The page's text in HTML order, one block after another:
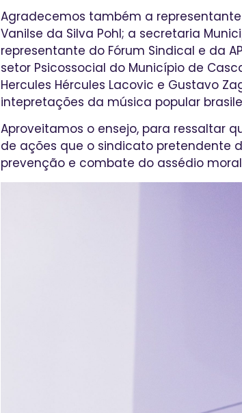
Agradecemos também a
Vanilse da Silva Pohl; a secretaria
representante do Fórum Sindical e da
setor Psicossocial do Município de
Hercules Hércules Lacovic e Gustavo
intepretações da música popular
Aproveitamos o ensejo, para ressaltar
de ações que o sindicato pretendente
prevenção e combate do assédio